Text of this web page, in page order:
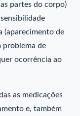
partes do corpo)
(aparecimento de
problema de
ocorrência ao
as medicações
e, também